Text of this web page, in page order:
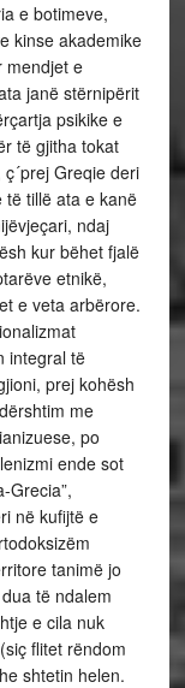
e botimeve,
kinse akademike
mendjet e
janë stërnipërit
psikike e
të gjitha tokat
Greqie deri
të tillë ata e kanë
ndaj
kur bëhet fjalë
etnikë,
e veta arbërore.
integral të
prej kohësh
me
po
ende sot
Grecia”,
në kufijtë e
tanimë jo
të ndalem
e cila nuk
flitet rëndom
shtetin helen.